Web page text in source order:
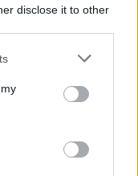
disclose it to other